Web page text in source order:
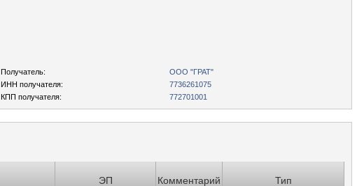
Получатель:
ООО "ГРАТ"
ИНН получателя:
7736261075
КПП получателя:
772701001
ЭП Комментарий Тип